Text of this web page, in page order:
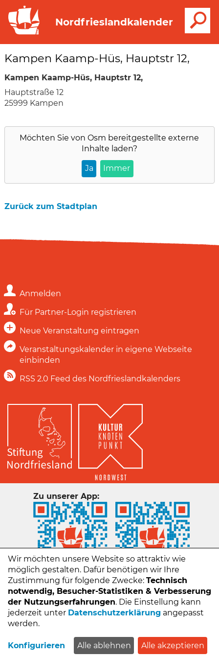
Nordfrieslandkalender
Kampen Kaamp-Hüs, Hauptstr 12,
Kampen Kaamp-Hüs, Hauptstr 12,
Hauptstraße 12
25999 Kampen
Möchten Sie vonOsm bereitgestellte externe
Inhalte laden?
Ja Immer
Zurück zum Stadtplan
Anmelden
Für Partner-Login registrieren
Neue Veranstaltung eintragen
Veranstaltungskalender in eigene Webseite
einbinden
RSS 2.0 Feed des Nordfrieslandkalenders
Kontakt
Datenschutz
FAQs - Häufige Fragen
Zu unserer App:
Wir möchten unsere Website so attraktiv wie
möglich gestalten. Dafür benötigen wir Ihre
Zustimmung für folgende Zwecke: Technisch
notwendig, Besucher-Statistiken & Verbesserung
der Nutzungserfahrungen. Die Einstellung kann
jederzeit unter Datenschutzerklärung angepasst
werden.
Konfigurieren Alle ablehnen Alle akzeptieren